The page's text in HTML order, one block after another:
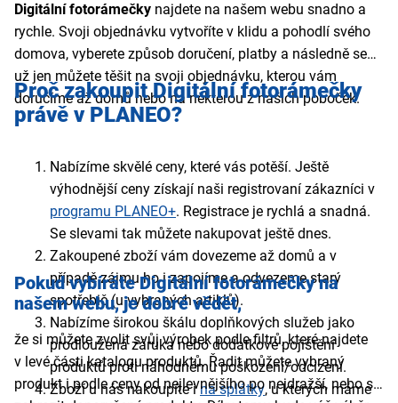
Digitální fotorámečky najdete na našem webu snadno a
rychle. Svoji objednávku vytvoříte v klidu a pohodlí svého
domova, vyberete způsob doručení, platby a následně se
už jen můžete těšit na svoji objednávku, kterou vám
doručíme až domů nebo na některou z našich poboček.
Proč zakoupit Digitální fotorámečky
právě v PLANEO?
Nabízíme skvělé ceny, které vás potěší. Ještě
výhodnější ceny získají naši registrovaní zákazníci v
programu PLANEO+. Registrace je rychlá a snadná.
Se slevami tak můžete nakupovat ještě dnes.
Zakoupené zboží vám dovezeme až domů a v
případě zájmu ho i zapojíme a odvezeme starý
spotřebič (u vybraných artiklů).
Nabízíme širokou škálu doplňkových služeb jako
prodloužená záruka nebo dodatkové pojištění
produktů proti náhodnému poškození/odcizení.
Zboží u nás nakoupíte ina splátky, u kterých máme
Pokud vybíráte Digitální fotorámečky na
našem webu,je dobré vědět,
že si můžete zvolit svůj výrobek podle filtrů, které najdete
v levé části katalogu produktů. Řadit můžete vybraný
produkt i podle ceny od nejlevnějšího po nejdražší, nebo si